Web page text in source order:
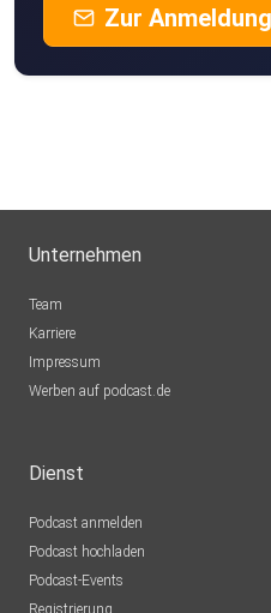
Zur Anmeldung
Unternehmen
Team
Karriere
Impressum
Werben auf podcast.de
Dienst
Podcast anmelden
Podcast hochladen
Podcast-Events
Registrierung